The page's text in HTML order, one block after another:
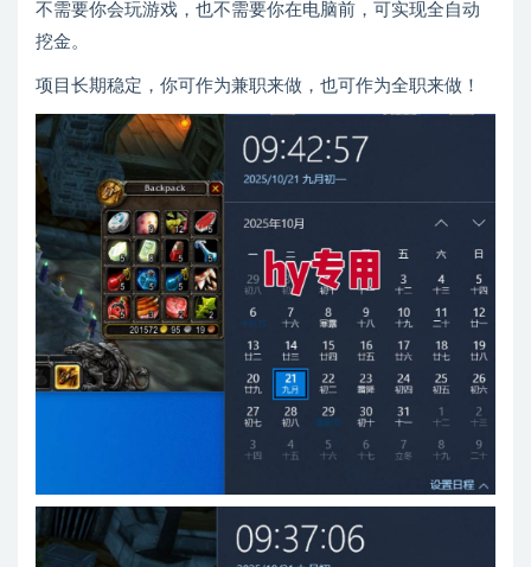
不需要你会玩游戏，也不需要你在电脑前，可实现全自动
挖金。
项目长期稳定，你可作为兼职来做，也可作为全职来做！